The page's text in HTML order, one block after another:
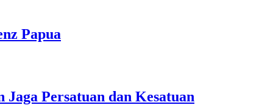
Papua
Persatuan dan Kesatuan